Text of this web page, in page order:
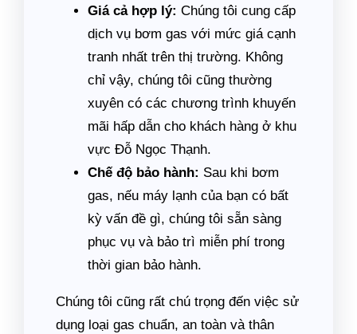
Giá cả hợp lý: Chúng tôi cung cấp
dịch vụ bơm gas với mức giá cạnh
tranh nhất trên thị trường. Không
chỉ vậy, chúng tôi cũng thường
xuyên có các chương trình khuyến
mãi hấp dẫn cho khách hàng ở khu
vực Đỗ Ngọc Thạnh.
Chế độ bảo hành: Sau khi bơm
gas, nếu máy lạnh của bạn có bất
kỳ vấn đề gì, chúng tôi sẵn sàng
phục vụ và bảo trì miễn phí trong
thời gian bảo hành.
Chúng tôi cũng rất chú trọng đến việc sử
dụng loại gas chuẩn, an toàn và thân